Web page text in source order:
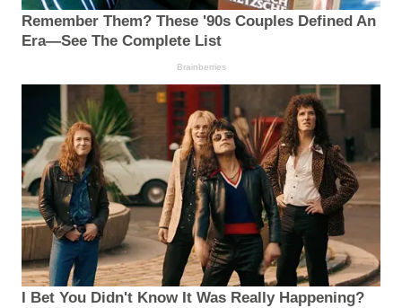
Remember Them? These '90s Couples Defined An
Era—See The Complete List
Brainberries
I Bet You Didn't Know It Was Really Happening?